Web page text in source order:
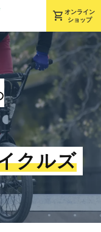
shopping_cart オンライン
ショップ
クルズ